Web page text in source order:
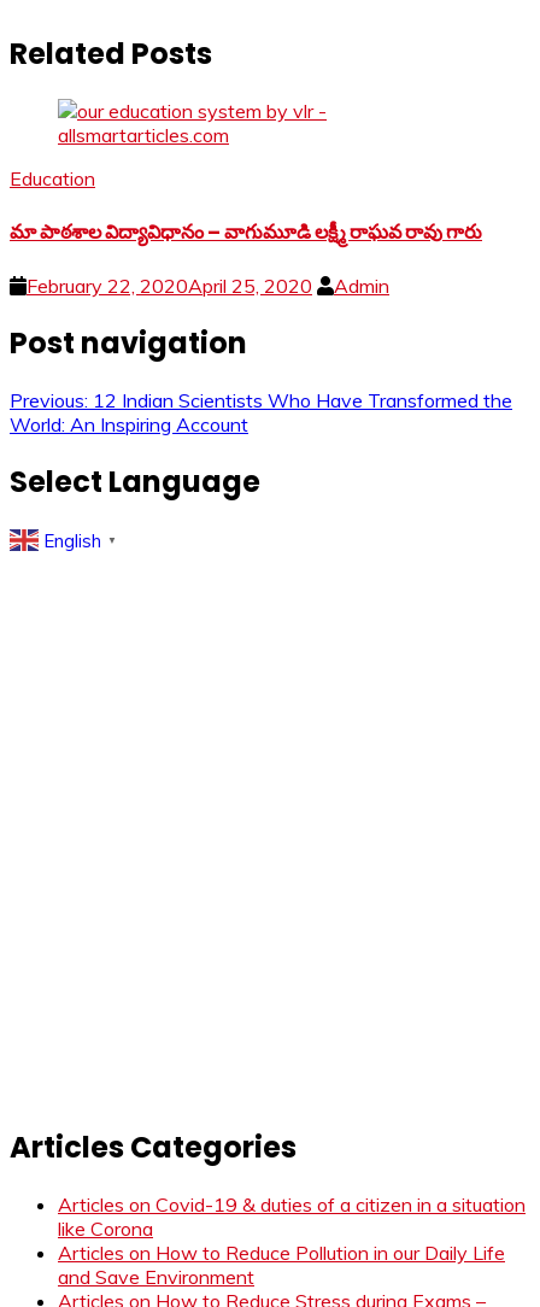
Related Posts
Education
మా పాఠశాల విద్యావిధానం – వాగుమూడి లక్ష్మీ రాఘవ రావు గారు
February 22, 2020April 25, 2020 Admin
Post navigation
Previous: 12 Indian Scientists Who Have Transformed the
World: An Inspiring Account
Select Language
English ▼
Articles Categories
Articles on Covid-19 & duties of a citizen in a situation
like Corona
Articles on How to Reduce Pollution in our Daily Life
and Save Environment
Articles on How to Reduce Stress during Exams –